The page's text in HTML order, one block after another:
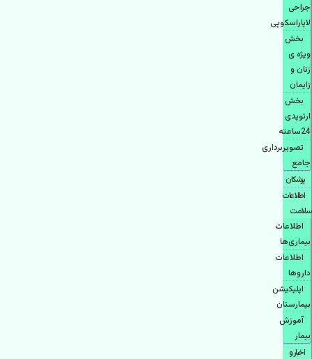
جراحی
لاپاراسکوپی
بخش
ویژه ی
زنان و
زایمان
بخش
ارتوپدی
24ساعته
تصویربرداری
جامع
پزشكان
اطلاعات
سلامت
اطلاعات
بیماری‌ها
اطلاعات
دارو‌ها
اپليكيشن
بيمارستان
آموزش
بیمار
اخبار و